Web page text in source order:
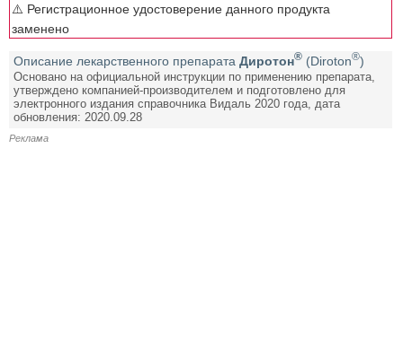
⚠️ Регистрационное удостоверение данного продукта
заменено
Описание лекарственного препарата Диротон® (Diroton®)
Основано на официальной инструкции по применению препарата,
утверждено компанией-производителем и подготовлено для
электронного издания справочника Видаль 2020 года, дата
обновления: 2020.09.28
Реклама